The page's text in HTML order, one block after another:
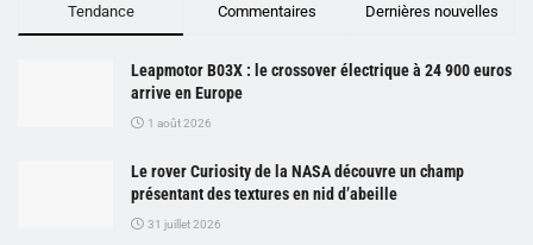
Tendance Commentaires Dernières nouvelles
Leapmotor B03X : le crossover électrique à 24 900 euros
arrive en Europe
1 août 2026
Le rover Curiosity de la NASA découvre un champ
présentant des textures en nid d’abeille
31 juillet 2026